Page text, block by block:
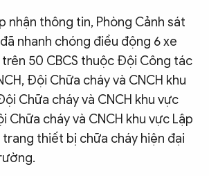
nhận thông tin, Phòng Cảnh sát
đã nhanh chóng điều động 6 xe
50 CBCS thuộc Đội Công tác
Đội Chữa cháy và CNCH khu
Chữa cháy và CNCH khu vực
Chữa cháy và CNCH khu vực Lập
thiết bị chữa cháy hiện đại